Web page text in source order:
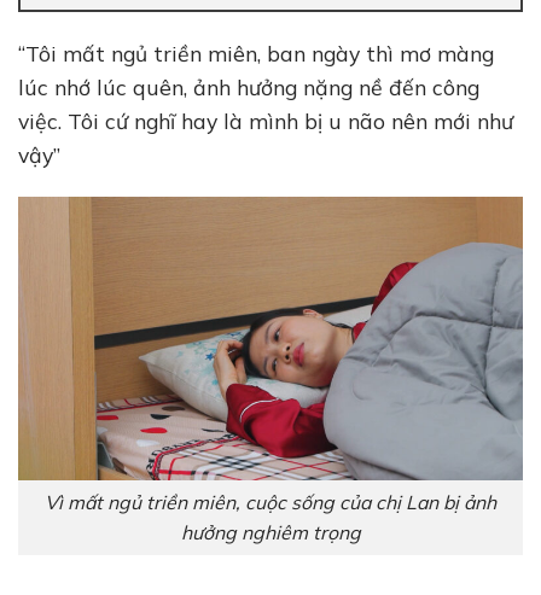
“Tôi mất ngủ triền miên, ban ngày thì mơ màng
lúc nhớ lúc quên, ảnh hưởng nặng nề đến công
việc. Tôi cứ nghĩ hay là mình bị u não nên mới như
vậy”
Vì mất ngủ triền miên, cuộc sống của chị Lan bị ảnh
hưởng nghiêm trọng